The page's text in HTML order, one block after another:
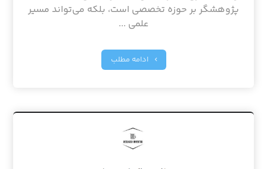
پژوهشگر بر حوزه تخصصی است، بلکه می‌تواند مسیر
علمی ...
ادامه مطلب